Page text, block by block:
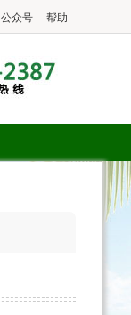
公众号 帮助